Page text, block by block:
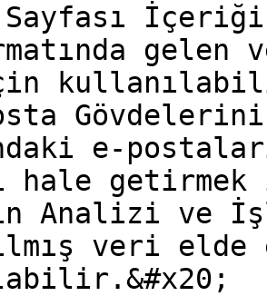
Gövdelerini
e-
hale
Analizi ve
veri elde